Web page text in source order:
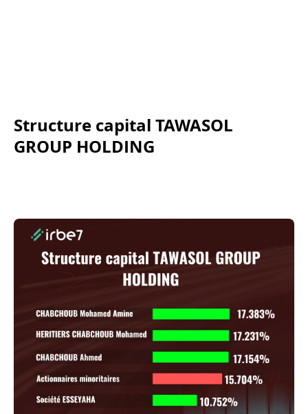
Structure capital TAWASOL
GROUP HOLDING